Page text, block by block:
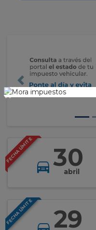
Previous
FECHA LÍMITE 30
abril
FECHA LÍMITE 29
×